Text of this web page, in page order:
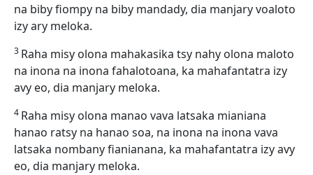
na biby fiompy na biby mandady, dia manjary voaloto
izy ary meloka.
3 Raha misy olona mahakasika tsy nahy olona maloto
na inona na inona fahalotoana, ka mahafantatra izy
avy eo, dia manjary meloka.
4 Raha misy olona manao vava latsaka mianiana
hanao ratsy na hanao soa, na inona na inona vava
latsaka nombany fianianana, ka mahafantatra izy avy
eo, dia manjary meloka.